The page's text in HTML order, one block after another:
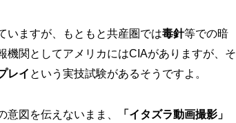
いますが、もともと共産圏では毒針等での暗
関としてアメリカにはCIAがありますが、そ
レイ という実技試験があるそうですよ。
図を伝えないまま、
「イタズラ動画撮影」